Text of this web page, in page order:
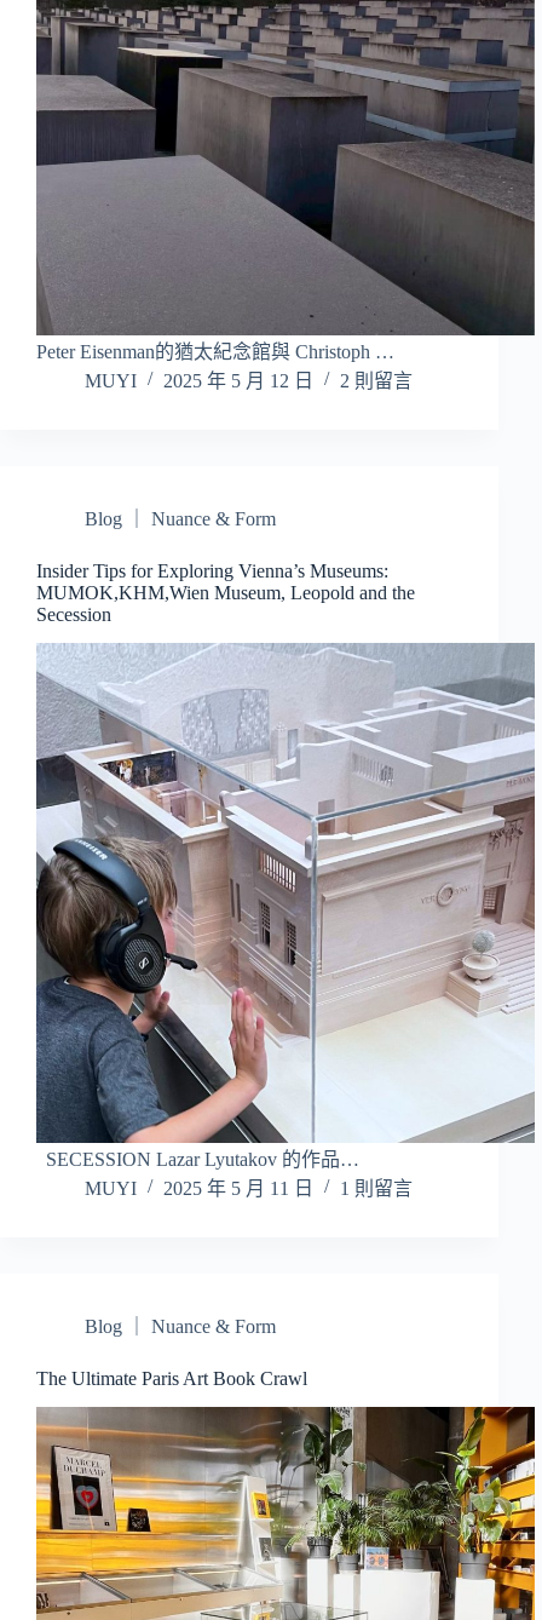
Peter Eisenman的猶太紀念館與 Christoph …
MUYI
2025 年 5 月 12 日 2 則留言
Blog ｜ Nuance & Form
Insider Tips for Exploring Vienna’s Museums:
MUMOK,KHM,Wien Museum, Leopold and the
Secession
SECESSION Lazar Lyutakov 的作品…
MUYI
2025 年 5 月 11 日 1 則留言
Blog ｜ Nuance & Form
The Ultimate Paris Art Book Crawl